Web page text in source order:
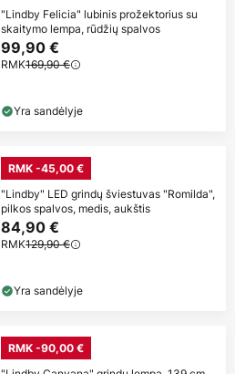
"Lindby Felicia" lubinis prožektorius su
skaitymo lempa, rūdžių spalvos
99,90 €
RMK169,90 €
Yra sandėlyje
RMK -45,00 €
"Lindby" LED grindų šviestuvas "Romilda",
pilkos spalvos, medis, aukštis
84,90 €
RMK129,90 €
Yra sandėlyje
RMK -90,00 €